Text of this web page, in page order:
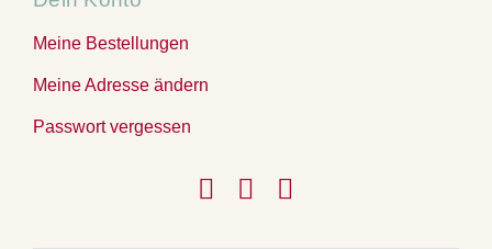
Meine Bestellungen
Meine Adresse ändern
Passwort vergessen